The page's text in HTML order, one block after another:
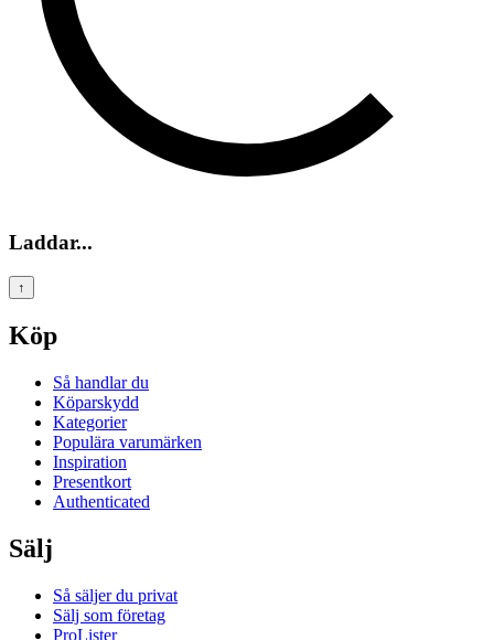
Laddar...
↑
Köp
Så handlar du
Köparskydd
Kategorier
Populära varumärken
Inspiration
Presentkort
Authenticated
Sälj
Så säljer du privat
Sälj som företag
ProLister